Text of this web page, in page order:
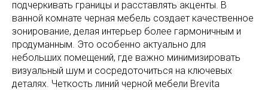
подчеркивать границы и расставлять акценты. В
ванной комнате черная мебель создает качественное
зонирование, делая интерьер более гармоничным и
продуманным. Это особенно актуально для
небольших помещений, где важно минимизировать
визуальный шум и сосредоточиться на ключевых
деталях. Четкость линий черной мебели Brevita